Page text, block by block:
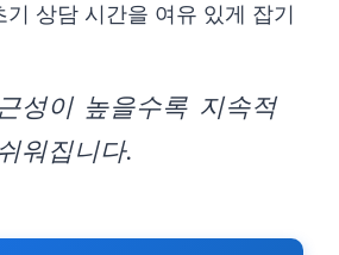
기 상담 시간을 여유 있게 잡기
성이 높을수록 지속적
워집니다.